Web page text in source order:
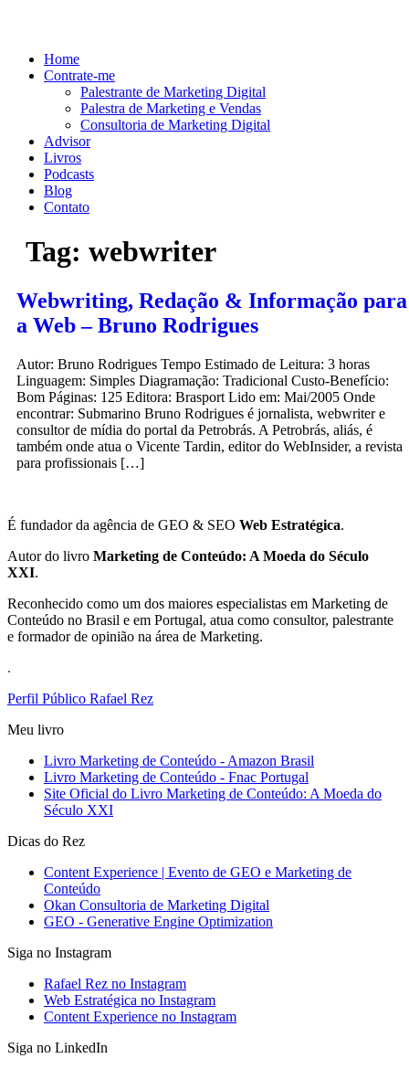
Home
Contrate-me
Palestrante de Marketing Digital
Palestra de Marketing e Vendas
Consultoria de Marketing Digital
Advisor
Livros
Podcasts
Blog
Contato
Tag: webwriter
Webwriting, Redação & Informação para
a Web – Bruno Rodrigues
Autor: Bruno Rodrigues Tempo Estimado de Leitura: 3 horas
Linguagem: Simples Diagramação: Tradicional Custo-Benefício:
Bom Páginas: 125 Editora: Brasport Lido em: Mai/2005 Onde
encontrar: Submarino Bruno Rodrigues é jornalista, webwriter e
consultor de mídia do portal da Petrobrás. A Petrobrás, aliás, é
também onde atua o Vicente Tardin, editor do WebInsider, a revista
para profissionais […]
É fundador da agência de GEO & SEO Web Estratégica.
Autor do livro Marketing de Conteúdo: A Moeda do Século
XXI.
Reconhecido como um dos maiores especialistas em Marketing de
Conteúdo no Brasil e em Portugal, atua como consultor, palestrante
e formador de opinião na área de Marketing.
.
Perfil Público Rafael Rez
Meu livro
Livro Marketing de Conteúdo - Amazon Brasil
Livro Marketing de Conteúdo - Fnac Portugal
Site Oficial do Livro Marketing de Conteúdo: A Moeda do
Século XXI
Dicas do Rez
Content Experience | Evento de GEO e Marketing de
Conteúdo
Okan Consultoria de Marketing Digital
GEO - Generative Engine Optimization
Siga no Instagram
Rafael Rez no Instagram
Web Estratégica no Instagram
Content Experience no Instagram
Siga no LinkedIn